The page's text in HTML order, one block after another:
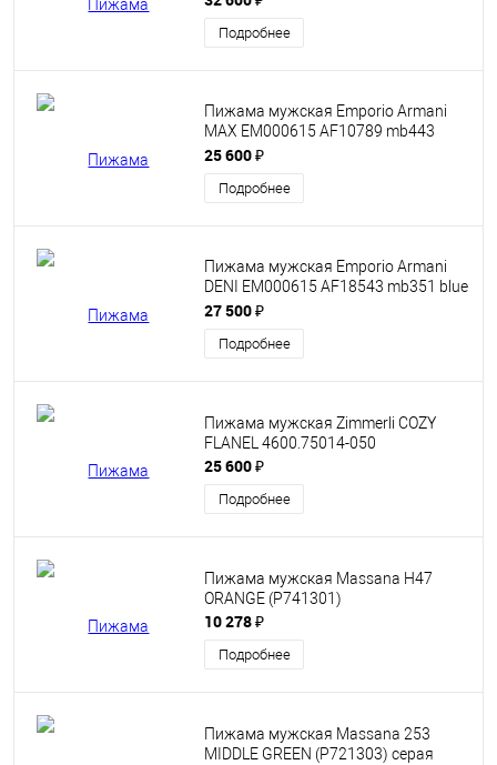
Подробнее
Пижама мужская Emporio Armani
MAX EM000615 AF10789 mb443
armani blue синяя
25 600 ₽
Подробнее
Пижама мужская Emporio Armani
DENI EM000615 AF18543 mb351 blue
eagle голубая
27 500 ₽
Подробнее
Пижама мужская Zimmerli COZY
FLANEL 4600.75014-050
25 600 ₽
Подробнее
Пижама мужская Massana H47
ORANGE (P741301)
10 278 ₽
Подробнее
Пижама мужская Massana 253
MIDDLE GREEN (P721303) серая